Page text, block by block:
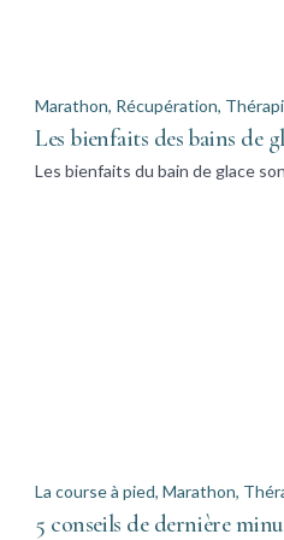
Marathon, Récupération,
Les bienfaits des bains de
Les bienfaits du bain de glace
La course à pied,Marathon,
5 conseils de dernière